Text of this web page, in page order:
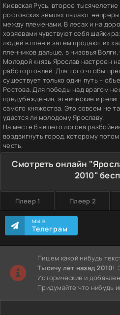
Киевская Русь, второе
ростовских землях пылают
между племенами. В лесах и на
хозяевами чувствуют себя шайки
людей в плен и затем продают их
пленников дальше, в низовья
Молодой князь Ярослав настроен
работорговлей. Для того чтобы
существует только один путь –
Ростова. Для победы над врагом
предубеждения, этнические и
самого княжества. Это совсем не
удастся ли молодому Ярославу.
На месте бывшего логова
воздвигнуть город, которому
честь.
Смотреть онлайн
2010"
Плеер 1 Плеер 2
МЫ В
Телеграм
Пишем какой нибудь
Тысячу лет назад 2010!.
Исторические и
Придумайте что нибудь